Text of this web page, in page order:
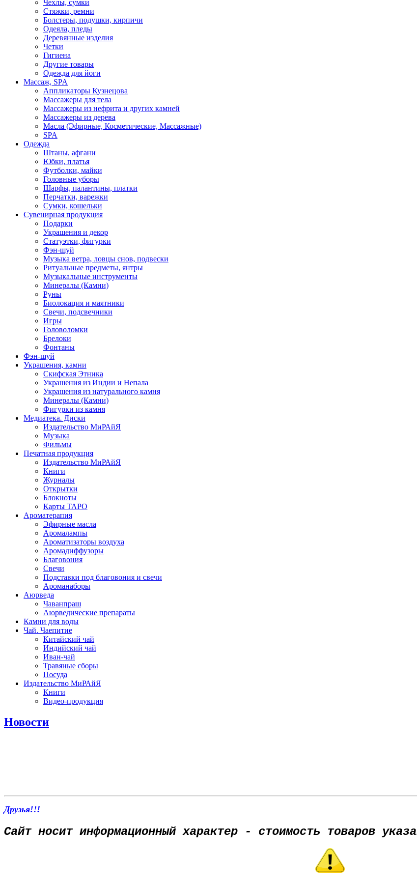
Чехлы, сумки
Стяжки, ремни
Болстеры, подушки, кирпичи
Одеяла, пледы
Деревянные изделия
Четки
Гигиена
Другие товары
Одежда для йоги
Массаж, SPA
Аппликаторы Кузнецова
Массажеры для тела
Массажеры из нефрита и других камней
Массажеры из дерева
Масла (Эфирные, Косметические, Массажные)
SPA
Одежда
Штаны, афгани
Юбки, платья
Футболки, майки
Головные уборы
Шарфы, палантины, платки
Перчатки, варежки
Сумки, кошельки
Сувенирная продукция
Подарки
Украшения и декор
Статуэтки, фигурки
Фэн-шуй
Музыка ветра, ловцы снов, подвески
Ритуальные предметы, янтры
Музыкальные инструменты
Минералы (Камни)
Руны
Биолокация и маятники
Свечи, подсвечники
Игры
Головоломки
Брелоки
Фонтаны
Фэн-шуй
Украшения, камни
Скифская Этника
Украшения из Индии и Непала
Украшения из натурального камня
Минералы (Камни)
Фигурки из камня
Медиатека. Диски
Издательство МиРАйЯ
Музыка
Фильмы
Печатная продукция
Издательство МиРАйЯ
Книги
Журналы
Открытки
Блокноты
Карты ТАРО
Ароматерапия
Эфирные масла
Аромалампы
Ароматизаторы воздуха
Аромадиффузоры
Благовония
Свечи
Подставки под благовония и свечи
Ароманаборы
Аюрведа
Чаванпраш
Аюрведические препараты
Камни для воды
Чай. Чаепитие
Китайский чай
Индийский чай
Иван-чай
Травяные сборы
Посуда
Издательство МиРАйЯ
Книги
Видео-продукция
Новости
Друзья!!!
Сайт носит информационный характер - стоимость товаров